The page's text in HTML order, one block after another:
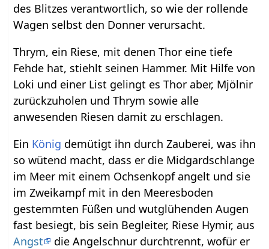
des Blitzes verantwortlich, so wie der rollende
Wagen selbst den Donner verursacht.
Thrym, ein Riese, mit denen Thor eine tiefe
Fehde hat, stiehlt seinen Hammer. Mit Hilfe von
Loki und einer List gelingt es Thor aber, Mjölnir
zurückzuholen und Thrym sowie alle
anwesenden Riesen damit zu erschlagen.
Ein König demütigt ihn durch Zauberei, was ihn
so wütend macht, dass er die Midgardschlange
im Meer mit einem Ochsenkopf angelt und sie
im Zweikampf mit in den Meeresboden
gestemmten Füßen und wutglühenden Augen
fast besiegt, bis sein Begleiter, Riese Hymir, aus
Angst
die Angelschnur durchtrennt, wofür er